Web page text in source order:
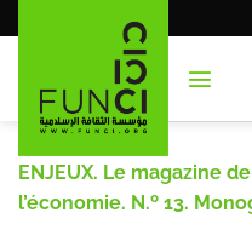
al
ENJEUX. Le magazine
l’économie. N.º 13.